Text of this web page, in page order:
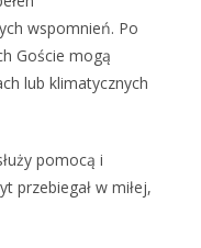
wspomnień. Po
Goście mogą
lub klimatycznych
pomocą i
przebiegał w miłej,